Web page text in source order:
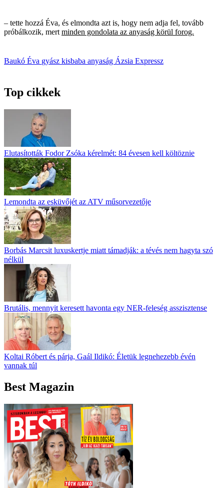
– tette hozzá Éva, és elmondta azt is, hogy nem adja fel, tovább
próbálkozik, mert minden gondolata az anyaság körül forog.
Baukó Éva gyász kisbaba anyaság Ázsia Expressz
Top cikkek
Elutasították Fodor Zsóka kérelmét: 84 évesen kell költöznie
Lemondta az esküvőjét az ATV műsorvezetője
Borbás Marcsit luxuskertje miatt támadják: a tévés nem hagyta szó
nélkül
Brutális, mennyit keresett havonta egy NER-feleség asszisztense
Koltai Róbert és párja, Gaál Ildikó: Életük legnehezebb évén
vannak túl
Best Magazin